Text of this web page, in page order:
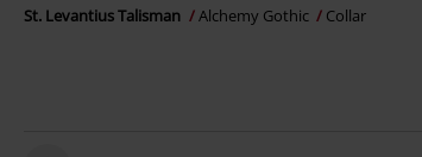
St. Levantius Talisman Alchemy Gothic Collar